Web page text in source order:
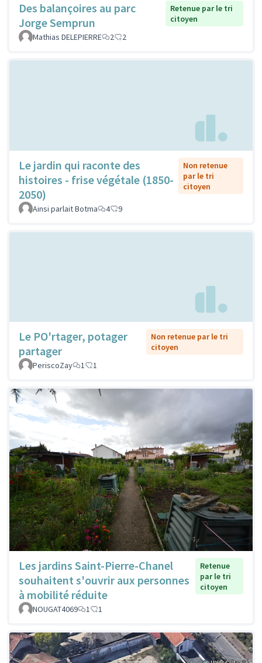
Des balançoires au parc
Jorge Semprun
Retenue par le tri
citoyen
Mathias DELEPIERRE
2 2
Le jardin qui raconte des
histoires - frise végétale (1850-
2050)
Non retenue
par le tri
citoyen
Ainsi parlait Botma 4 9
Le PO'rtager, potager
partager
Non retenue par le tri
citoyen
PeriscoZay
1 1
Les jardins Saint-Pierre-Chanel
souhaitent s'ouvrir aux personnes
à mobilité réduite
Retenue
par le tri
citoyen
NOUGAT4069 1 1